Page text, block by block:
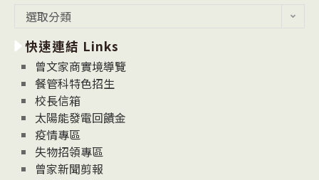
消
息
News
選取分類
快速連結 Links
曾文家商實境導覽
餐管科特色招生
校長信箱
太陽能發電回饋金
疫情專區
失物招領專區
曾家新聞剪報